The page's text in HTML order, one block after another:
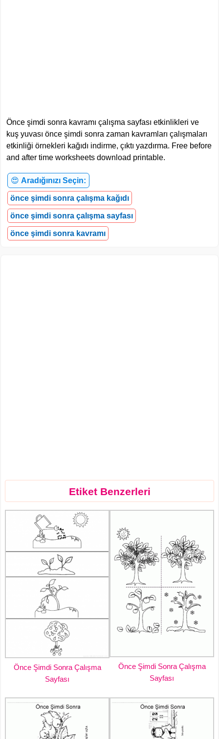
Önce şimdi sonra kavramı çalışma sayfası etkinlikleri ve
kuş yuvası önce şimdi sonra zaman kavramları çalışmaları
etkinliği örnekleri kağıdı indirme, çıktı yazdırma. Free before
and after time worksheets download printable.
😍 Aradığınızı Seçin:
önce şimdi sonra çalışma kağıdı
önce şimdi sonra çalışma sayfası
önce şimdi sonra kavramı
Etiket Benzerleri
Önce Şimdi Sonra Çalışma
Sayfası
Önce Şimdi Sonra Çalışma
Sayfası